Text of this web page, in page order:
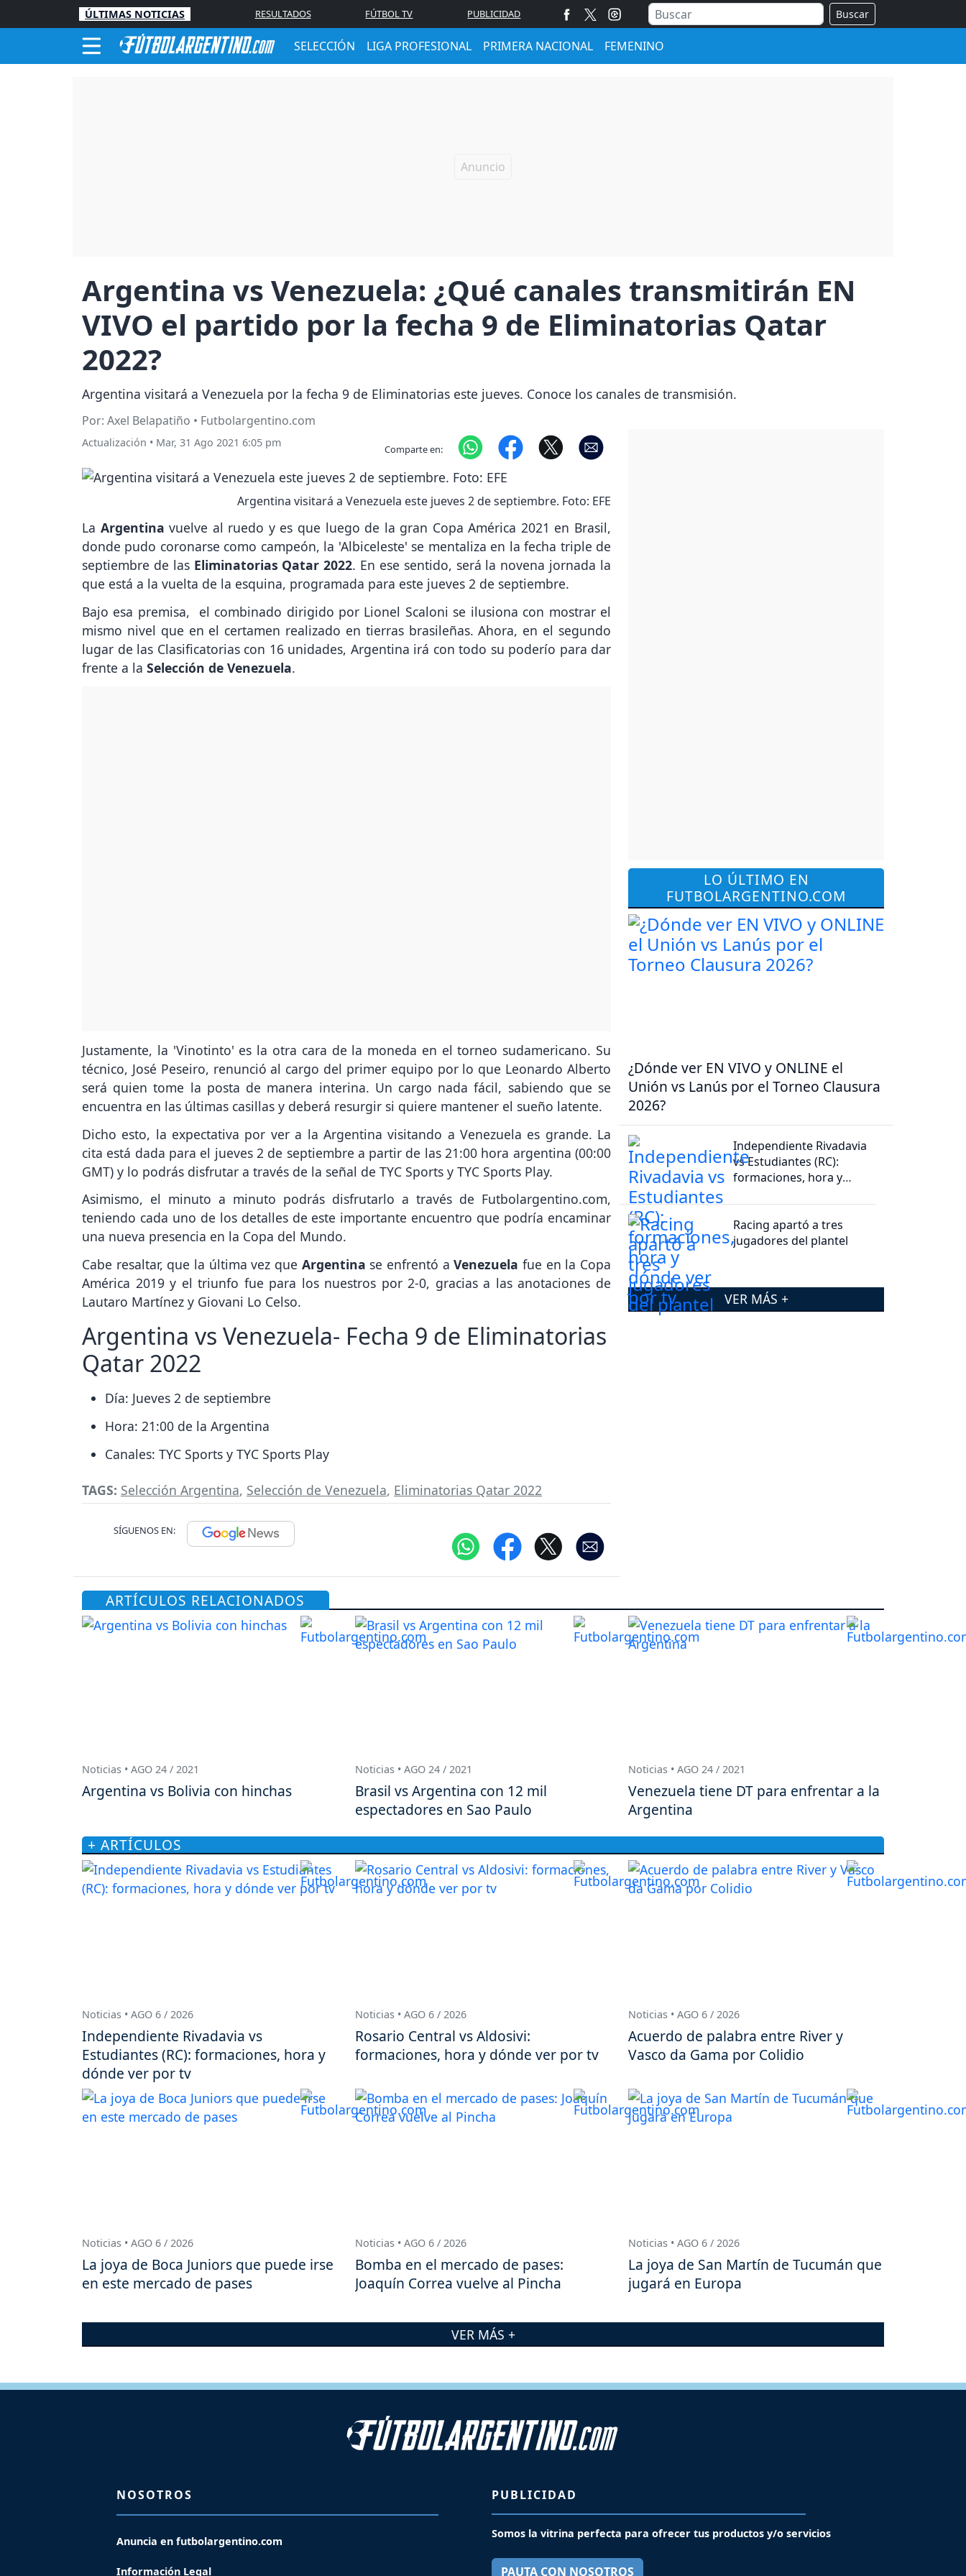
ÚLTIMAS NOTICIAS RESULTADOS FÚTBOL TV PUBLICIDAD Buscar
SELECCIÓN LIGA PROFESIONAL PRIMERA NACIONAL FEMENINO
Argentina vs Venezuela: ¿Qué canales transmitirán EN
VIVO el partido por la fecha 9 de Eliminatorias Qatar
2022?
Argentina visitará a Venezuela por la fecha 9 de Eliminatorias este jueves. Conoce los canales de transmisión.
Por: Axel Belapatiño • Futbolargentino.com
Actualización • Mar, 31 Ago 2021 6:05 pm Comparte en:
Argentina visitará a Venezuela este jueves 2 de septiembre. Foto: EFE
La Argentinavuelve al ruedo y es que luego de la gran Copa América 2021 en Brasil,
donde pudo coronarse como campeón, la 'Albiceleste' se mentaliza en la fecha triple de
septiembre de las Eliminatorias Qatar 2022. En ese sentido, será la novena jornada la
que está a la vuelta de la esquina, programada para este jueves 2 de septiembre.
Bajo esa premisa, el combinado dirigido por Lionel Scaloni se ilusiona con mostrar el
mismo nivel que en el certamen realizado en tierras brasileñas. Ahora, en el segundo
lugar de las Clasificatorias con 16 unidades, Argentina irá con todo su poderío para dar
frente a la Selección de Venezuela.
Justamente, la 'Vinotinto' es la otra cara de la moneda en el torneo sudamericano. Su
técnico, José Peseiro, renunció al cargo del primer equipo por lo que Leonardo Alberto
será quien tome la posta de manera interina. Un cargo nada fácil, sabiendo que se
encuentra en las últimas casillas y deberá resurgir si quiere mantener el sueño latente.
Dicho esto, la expectativa por ver a la Argentina visitando a Venezuela es grande. La
cita está dada para el jueves 2 de septiembre a partir de las 21:00 hora argentina (00:00
GMT) y lo podrás disfrutar a través de la señal de TYC Sports y TYC Sports Play.
Asimismo, el minuto a minuto podrás disfrutarlo a través de Futbolargentino.com,
teniendo cada uno de los detalles de este importante encuentro que podría encaminar
una nueva presencia en la Copa del Mundo.
Cabe resaltar, que la última vez que Argentina se enfrentó aVenezuelafue en la Copa
América 2019 y el triunfo fue para los nuestros por 2-0, gracias a las anotaciones de
Lautaro Martínez y Giovani Lo Celso.
Argentina vs Venezuela- Fecha 9 de Eliminatorias
Qatar 2022
Día: Jueves 2 de septiembre
Hora: 21:00 de la Argentina
Canales: TYC Sports y TYC Sports Play
TAGS: Selección Argentina, Selección de Venezuela, Eliminatorias Qatar 2022
SÍGUENOS EN:
LO ÚLTIMO EN
FUTBOLARGENTINO.COM
¿Dónde ver EN VIVO y ONLINE el
Unión vs Lanús por el Torneo Clausura
2026?
Independiente Rivadavia
vs Estudiantes (RC):
formaciones, hora y
Racing apartó a tres
jugadores del plantel
VER MÁS +
ARTÍCULOS RELACIONADOS
Noticias • AGO 24 / 2021
Argentina vs Bolivia con hinchas
Noticias • AGO 24 / 2021
Brasil vs Argentina con 12 mil
espectadores en Sao Paulo
Noticias • AGO 24 / 2021
Venezuela tiene DT para enfrentar a la
Argentina
+ ARTÍCULOS
Noticias • AGO 6 / 2026
Independiente Rivadavia vs
Estudiantes (RC): formaciones, hora y
dónde ver por tv
Noticias • AGO 6 / 2026
Rosario Central vs Aldosivi:
formaciones, hora y dónde ver por tv
Noticias • AGO 6 / 2026
Acuerdo de palabra entre River y
Vasco da Gama por Colidio
Noticias • AGO 6 / 2026
La joya de Boca Juniors que puede irse
en este mercado de pases
Noticias • AGO 6 / 2026
Bomba en el mercado de pases:
Joaquín Correa vuelve al Pincha
Noticias • AGO 6 / 2026
La joya de San Martín de Tucumán que
jugará en Europa
VER MÁS +
NOSOTROS
Anuncia en futbolargentino.com
Información Legal
PUBLICIDAD
Somos la vitrina perfecta para ofrecer tus productos y/o servicios
PAUTA CON NOSOTROS